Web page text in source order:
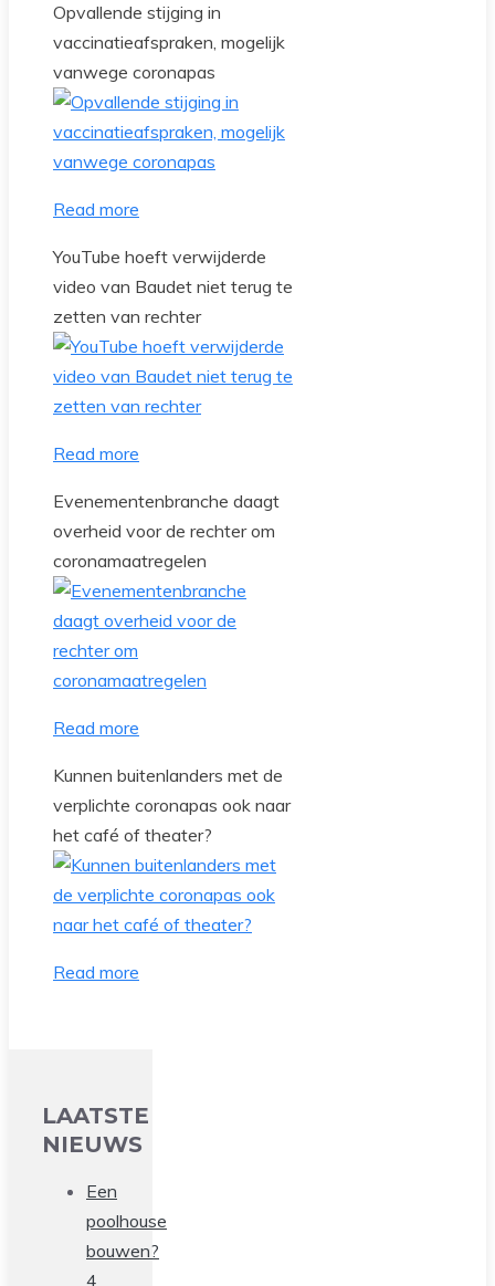
Opvallende stijging in
vaccinatieafspraken, mogelijk
vanwege coronapas
Read more
YouTube hoeft verwijderde
video van Baudet niet terug te
zetten van rechter
Read more
Evenementenbranche daagt
overheid voor de rechter om
coronamaatregelen
Read more
Kunnen buitenlanders met de
verplichte coronapas ook naar
het café of theater?
Read more
LAATSTE
NIEUWS
Een
poolhouse
bouwen?
4